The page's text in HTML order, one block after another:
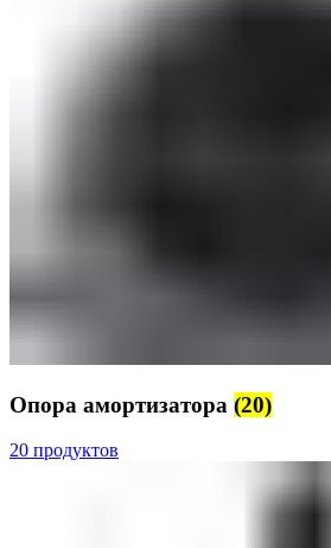
Опора амортизатора (20)
20 продуктов